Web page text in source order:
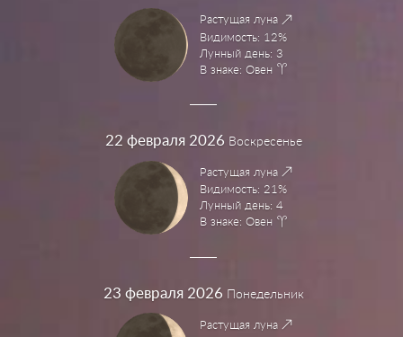
Растущая луна
Видимость: 12%
Лунный день: 3
В знаке: Овен
22 февраля 2026 Воскресенье
Растущая луна
Видимость: 21%
Лунный день: 4
В знаке: Овен
23 февраля 2026 Понедельник
Растущая луна